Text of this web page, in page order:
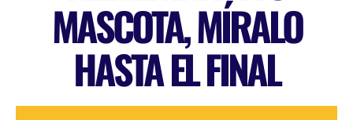
MASCOTA, MÍRALO
HASTA EL FINAL